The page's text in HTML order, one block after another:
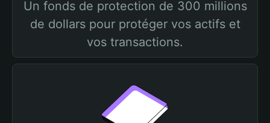
Un fonds de protection de 300 millions
de dollars pour protéger vos actifs et
vos transactions.